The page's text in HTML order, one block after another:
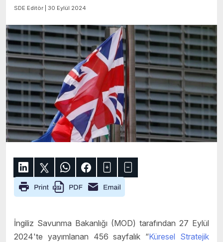
SDE Editör | 30 Eylül 2024
İngiliz Savunma Bakanlığı (MOD) tarafından 27 Eylül
2024'te yayımlanan 456 sayfalık “Küresel Stratejik